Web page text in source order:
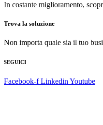
In costante miglioramento,
Trova la soluzione
Non importa quale sia il tuo
SEGUICI
Facebook-f LinkedinYoutube